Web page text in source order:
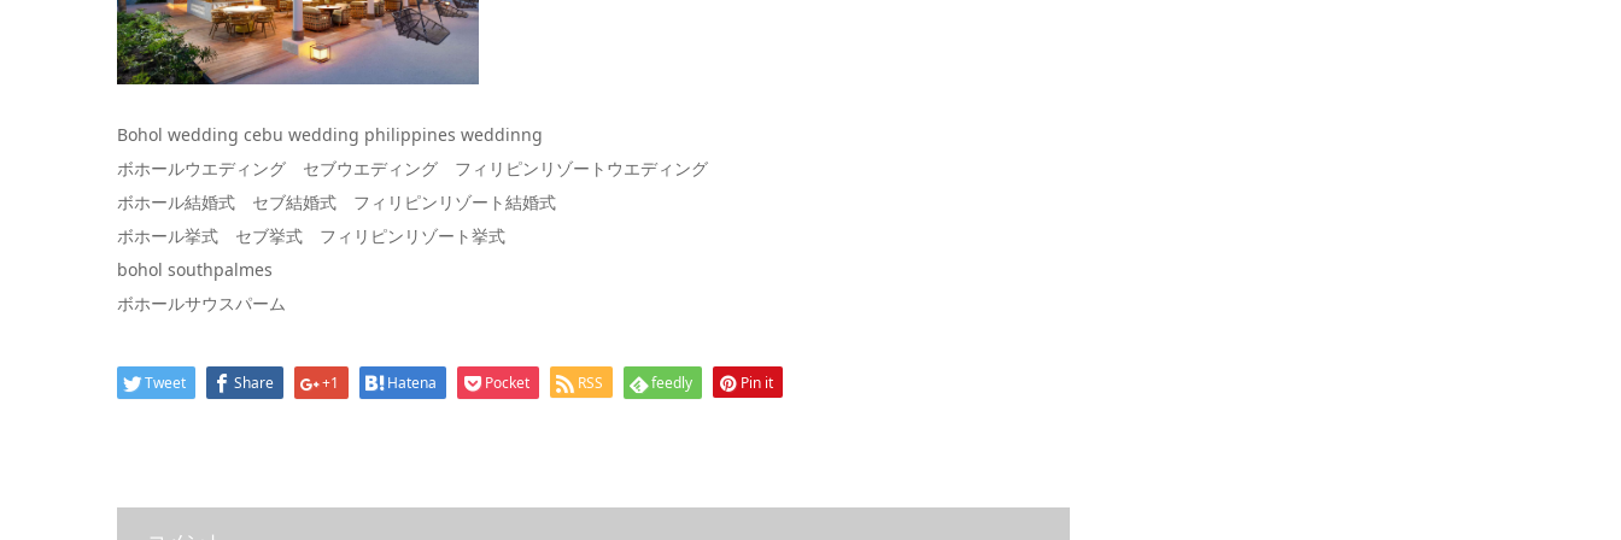
Bohol wedding cebu wedding philippines weddinng
ボホールウエディング セブウエディング フィリピンリゾートウエディング
ボホール結婚式 セブ結婚式 フィリピンリゾート結婚式
ボホール挙式 セブ挙式 フィリピンリゾート挙式
bohol southpalmes
ボホールサウスパーム
Tweet Share +1 Hatena Pocket RSS feedly Pin it